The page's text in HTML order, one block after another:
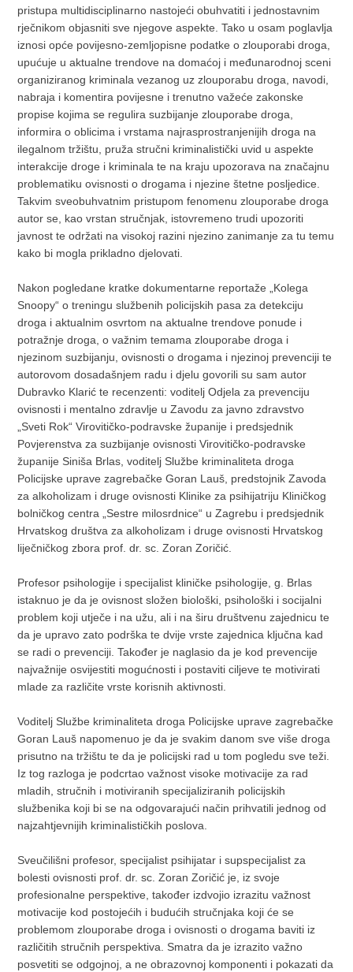
pristupa multidisciplinarno nastojeći obuhvatiti i jednostavnim
rječnikom objasniti sve njegove aspekte. Tako u osam poglavlja
iznosi opće povijesno-zemljopisne podatke o zlouporabi droga,
upućuje u aktualne trendove na domaćoj i međunarodnoj sceni
organiziranog kriminala vezanog uz zlouporabu droga, navodi,
nabraja i komentira povijesne i trenutno važeće zakonske
propise kojima se regulira suzbijanje zlouporabe droga,
informira o oblicima i vrstama najrasprostranjenijih droga na
ilegalnom tržištu, pruža stručni kriminalistički uvid u aspekte
interakcije droge i kriminala te na kraju upozorava na značajnu
problematiku ovisnosti o drogama i njezine štetne posljedice.
Takvim sveobuhvatnim pristupom fenomenu zlouporabe droga
autor se, kao vrstan stručnjak, istovremeno trudi upozoriti
javnost te održati na visokoj razini njezino zanimanje za tu temu
kako bi mogla prikladno djelovati.
Nakon pogledane kratke dokumentarne reportaže „Kolega
Snoopy“ o treningu službenih policijskih pasa za detekciju
droga i aktualnim osvrtom na aktualne trendove ponude i
potražnje droga, o važnim temama zlouporabe droga i
njezinom suzbijanju, ovisnosti o drogama i njezinoj prevenciji te
autorovom dosadašnjem radu i djelu govorili su sam autor
Dubravko Klarić te recenzenti: voditelj Odjela za prevenciju
ovisnosti i mentalno zdravlje u Zavodu za javno zdravstvo
„Sveti Rok“ Virovitičko-podravske županije i predsjednik
Povjerenstva za suzbijanje ovisnosti Virovitičko-podravske
županije Siniša Brlas, voditelj Službe kriminaliteta droga
Policijske uprave zagrebačke Goran Lauš, predstojnik Zavoda
za alkoholizam i druge ovisnosti Klinike za psihijatriju Kliničkog
bolničkog centra „Sestre milosrdnice“ u Zagrebu i predsjednik
Hrvatskog društva za alkoholizam i druge ovisnosti Hrvatskog
liječničkog zbora prof. dr. sc. Zoran Zoričić.
Profesor psihologije i specijalist kliničke psihologije, g. Brlas
istaknuo je da je ovisnost složen biološki, psihološki i socijalni
problem koji utječe i na užu, ali i na širu društvenu zajednicu te
da je upravo zato podrška te dvije vrste zajednica ključna kad
se radi o prevenciji. Također je naglasio da je kod prevencije
najvažnije osvijestiti mogućnosti i postaviti ciljeve te motivirati
mlade za različite vrste korisnih aktivnosti.
Voditelj Službe kriminaliteta droga Policijske uprave zagrebačke
Goran Lauš napomenuo je da je svakim danom sve više droga
prisutno na tržištu te da je policijski rad u tom pogledu sve teži.
Iz tog razloga je podcrtao važnost visoke motivacije za rad
mladih, stručnih i motiviranih specijaliziranih policijskih
službenika koji bi se na odgovarajući način prihvatili jednog od
najzahtjevnijih kriminalističkih poslova.
Sveučilišni profesor, specijalist psihijatar i supspecijalist za
bolesti ovisnosti prof. dr. sc. Zoran Zoričić je, iz svoje
profesionalne perspektive, također izdvojio izrazitu važnost
motivacije kod postojećih i budućih stručnjaka koji će se
problemom zlouporabe droga i ovisnosti o drogama baviti iz
različitih stručnih perspektiva. Smatra da je izrazito važno
posvetiti se odgojnoj, a ne obrazovnoj komponenti i pokazati da